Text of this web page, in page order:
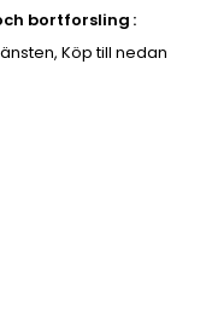
bortforsling
Köp till nedan